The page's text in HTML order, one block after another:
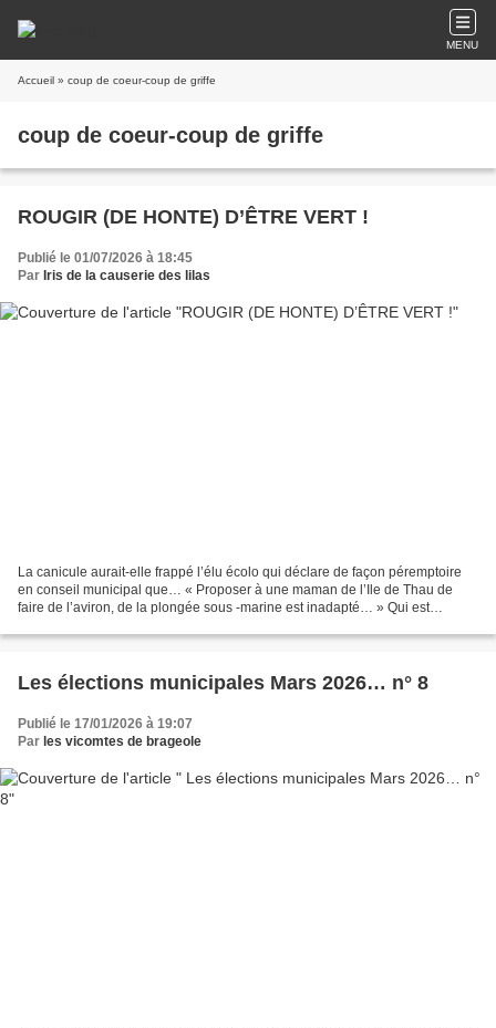
MENU
Accueil » coup de coeur-coup de griffe
coup de coeur-coup de griffe
ROUGIR (DE HONTE) D’ÊTRE VERT !
Publié le 01/07/2026 à 18:45
Par Iris de la causerie des lilas
La canicule aurait-elle frappé l’élu écolo qui déclare de façon péremptoire
en conseil municipal que… « Proposer à une maman de l’Ile de Thau de
faire de l’aviron, de la plongée sous -marine est inadapté… » Qui est
Les élections municipales Mars 2026… n° 8
Publié le 17/01/2026 à 19:07
Par les vicomtes de brageole